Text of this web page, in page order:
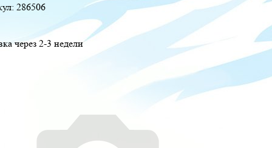
286506
через 2-3 недели